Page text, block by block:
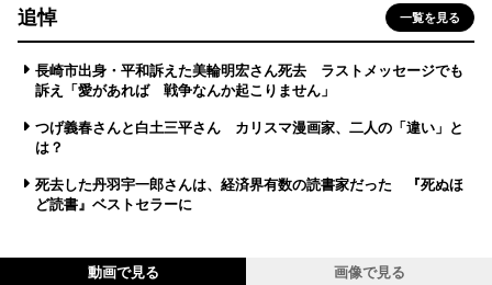
追悼 一覧を見る
長崎市出身・平和訴えた美輪明宏さん死去 ラストメッセージでも
訴え「愛があれば 戦争なんか起こりません」
つげ義春さんと白土三平さん カリスマ漫画家、二人の「違い」と
は？
死去した丹羽宇一郎さんは、経済界有数の読書家だった 『死ぬほ
ど読書』ベストセラーに
動画で見る 画像で見る